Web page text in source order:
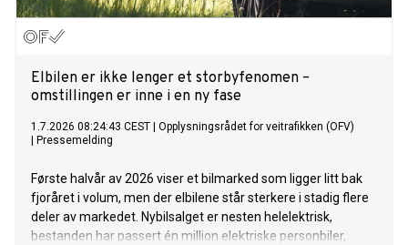
Elbilen er ikke lenger et storbyfenomen –
omstillingen er inne i en ny fase
1.7.2026 08:24:43 CEST
Opplysningsrådet for veitrafikken (OFV)
Pressemelding
Første halvår av 2026 viser et bilmarked som ligger litt bak
fjoråret i volum, men der elbilene står sterkere i stadig flere
deler av markedet. Nybilsalget er nesten helelektrisk,
bestanden har passert én million elektriske personbiler,